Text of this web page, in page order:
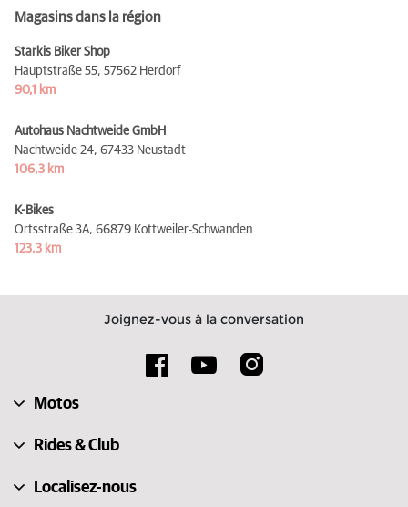
Magasins dans la région
Starkis Biker Shop
Hauptstraße 55, 57562 Herdorf
90,1 km
Autohaus Nachtweide GmbH
Nachtweide 24, 67433 Neustadt
106,3 km
K-Bikes
Ortsstraße 3A, 66879 Kottweiler-Schwanden
123,3 km
Joignez-vous à la conversation
Motos
Rides & Club
Localisez-nous